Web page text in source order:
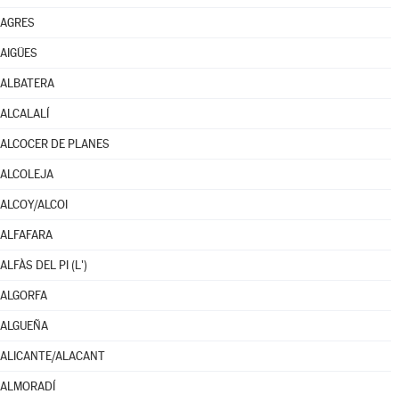
AGRES
AIGÜES
ALBATERA
ALCALALÍ
ALCOCER DE PLANES
ALCOLEJA
ALCOY/ALCOI
ALFAFARA
ALFÀS DEL PI (L')
ALGORFA
ALGUEÑA
ALICANTE/ALACANT
ALMORADÍ